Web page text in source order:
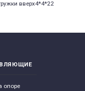
вверх4*4*22
опоре